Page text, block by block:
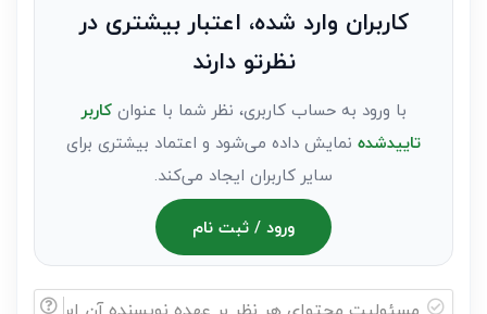
کاربران وارد شده، اعتبار بیشتری در
نظرتو دارند
با ورود به حساب کاربری، نظر شما با عنوانکاربر
تاییدشده نمایش داده می‌شود و اعتماد بیشتری برای
سایر کاربران ایجاد می‌کند.
ورود / ثبت نام